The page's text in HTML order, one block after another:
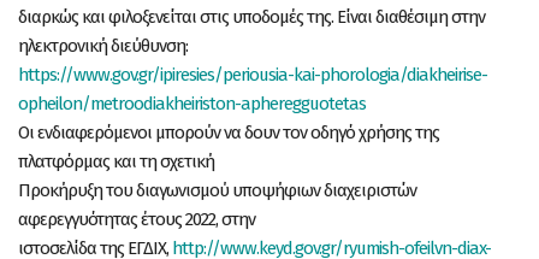
διαρκώς και φιλοξενείται στις υποδομές της. Είναι διαθέσιμη στην
ηλεκτρονική διεύθυνση:
https://www.gov.gr/ipiresies/periousia-kai-phorologia/diakheirise-
opheilon/metroodiakheiriston-apheregguotetas
Οι ενδιαφερόμενοι μπορούν να δουν τον οδηγό χρήσης της
πλατφόρμας και τη σχετική
Προκήρυξη του διαγωνισμού υποψήφιων διαχειριστών
αφερεγγυότητας έτους 2022, στην
ιστοσελίδα της ΕΓΔΙΧ, http://www.keyd.gov.gr/ryumish-ofeilvn-diax-